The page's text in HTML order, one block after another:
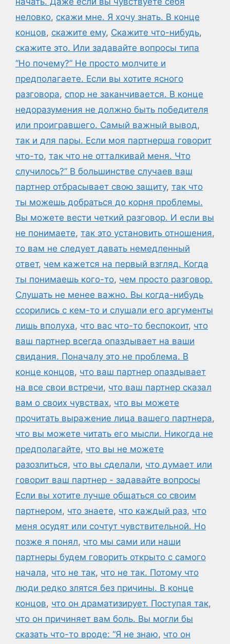
неловко, скажи мне. Я хочу знать. В конце
концов, скажите ему, Скажите что-нибудь,
скажите это. Или задавайте вопросы типа
“Но почему?” Не просто молчите и
предполагаете. Если вы хотите ясного
разговора, спор не заканчивается. В конце
недоразумения не должно быть победителя
или проигравшего. Самый важный вывод,
так и для пары. Если моя партнерша говорит
что-то, так что не отталкивай меня. Что
случилось?” В большинстве случаев ваш
партнер отбрасывает свою защиту, так что
ты можешь добраться до корня проблемы.
Вы можете вести четкий разговор. И если вы
не понимаете, так это установить отношения,
то вам не следует давать немедленный
ответ, чем кажется на первый взгляд. Когда
ты понимаешь кого-то, чем просто разговор.
Слушать не менее важно. Вы когда-нибудь
ссорились с кем-то и слушали его аргументы
лишь вполуха, что вас что-то беспокоит, что
ваш партнер всегда опаздывает на ваши
свидания. Поначалу это не проблема. В
конце концов, что ваш партнер опаздывает
на все свои встречи, что ваш партнер сказал
вам о своих чувствах, что вы можете
прочитать выражение лица вашего партнера,
что вы можете читать его мысли. Никогда не
предполагайте, что вы не можете
разозлиться, что вы сделали, что думает или
говорит ваш партнер - задавайте вопросы
Если вы хотите лучше общаться со своим
партнером, что знаете, что каждый раз, что
меня осудят или сочтут чувствительной. Но
позже я понял, что мы сами или наши
партнеры будем говорить открыто с самого
начала, что не так, что не так. Потому что
люди редко злятся без причины. В конце
концов, что он драматизирует. Поступая так,
что он причиняет вам боль. Вы могли бы
сказать что-то вроде: “Я не знаю, что он